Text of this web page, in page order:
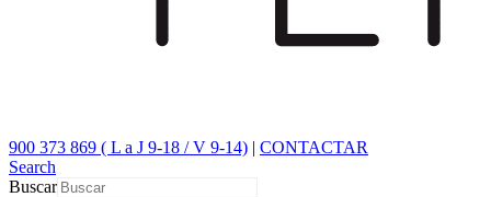
900 373 869 ( L a J 9-18 / V 9-14) | CONTACTAR
Search
Buscar